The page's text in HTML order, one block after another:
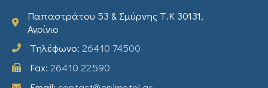
Παπαστράτου 53 & Σμύρνης Τ.Κ 30131,
Αγρίνιο
Τηλέφωνο: 26410 74500
Fax: 26410 22590